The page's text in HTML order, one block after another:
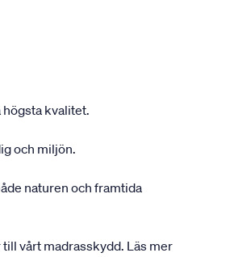
kvalitet.
och miljön.
naturen och framtida
vårt madrasskydd. Läs mer